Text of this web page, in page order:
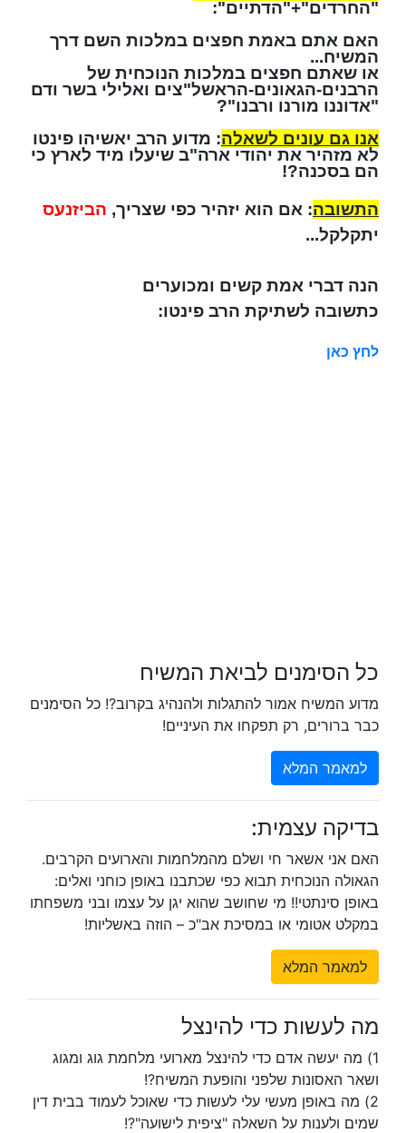
"החרדים"+"הדתיים":
האם אתם באמת חפצים במלכות השם דרך
המשיח...
או שאתם חפצים במלכות הנוכחית של
הרבנים-הגאונים-הראשל"צים ואלילי בשר ודם
"אדוננו מורנו ורבנו"?
אנו גם עונים לשאלה: מדוע הרב יאשיהו פינטו
לא מזהיר את יהודי ארה"ב שיעלו מיד לארץ כי
הם בסכנה?!
התשובה: אם הוא יזהיר כפי שצריך, הביזנעס
יתקלקל...
הנה דברי אמת קשים ומכוערים
כתשובה לשתיקת הרב פינטו:
לחץ כאן
כל הסימנים לביאת המשיח
מדוע המשיח אמור להתגלות ולהנהיג בקרוב?! כל הסימנים
כבר ברורים, רק תפקחו את העיניים!
למאמר המלא
בדיקה עצמית:
האם אני אשאר חי ושלם מהמלחמות והארועים הקרבים.
הגאולה הנוכחית תבוא כפי שכתבנו באופן כוחני ואלים:
באופן סינתטי!! מי שחושב שהוא יגן על עצמו ובני משפחתו
במקלט אטומי או במסיכת אב"כ – הוזה באשליות!
למאמר המלא
מה לעשות כדי להינצל
1) מה יעשה אדם כדי להינצל מארועי מלחמת גוג ומגוג
ושאר האסונות שלפני והופעת המשיח?!
2) מה באופן מעשי עלי לעשות כדי שאוכל לעמוד בבית דין
שמים ולענות על השאלה "ציפית לישועה"?!